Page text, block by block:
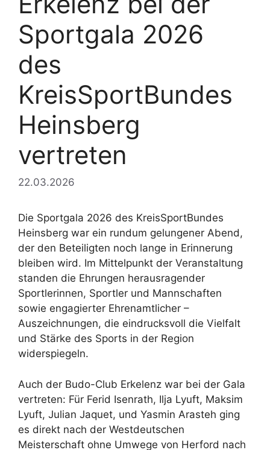
Sportgala 2026
des
KreisSportBundes
Heinsberg
vertreten
22.03.2026
Die Sportgala 2026 des KreisSportBundes
Heinsberg war ein rundum gelungener Abend,
der den Beteiligten noch lange in Erinnerung
bleiben wird. Im Mittelpunkt der Veranstaltung
standen die Ehrungen herausragender
Sportlerinnen, Sportler und Mannschaften
sowie engagierter Ehrenamtlicher –
Auszeichnungen, die eindrucksvoll die Vielfalt
und Stärke des Sports in der Region
widerspiegeln.
Auch der Budo-Club Erkelenz war bei der Gala
vertreten: Für Ferid Isenrath, Ilja Lyuft, Maksim
Lyuft, Julian Jaquet, und Yasmin Arasteh ging
es direkt nach der Westdeutschen
Meisterschaft ohne Umwege von Herford nach